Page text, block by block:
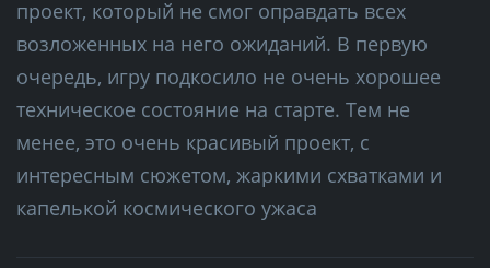
проект, который не смог оправдать всех
возложенных на него ожиданий. В первую
очередь, игру подкосило не очень хорошее
техническое состояние на старте. Тем не
менее, это очень красивый проект, с
интересным сюжетом, жаркими схватками и
капелькой космического ужаса